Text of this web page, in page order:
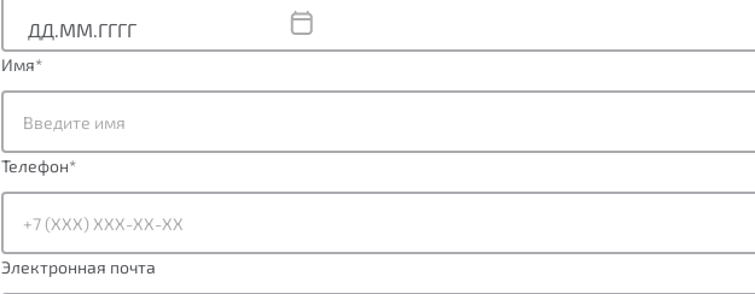
Имя*
Телефон*
Электронная почта